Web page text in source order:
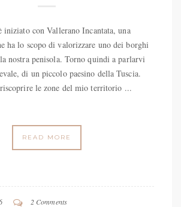
iniziato con Vallerano Incantata, una
ha lo scopo di valorizzare uno dei borghi
nostra penisola. Torno quindi a parlarvi
di un piccolo paesino della Tuscia.
le zone del mio territorio ...
READ MORE
2 Comments